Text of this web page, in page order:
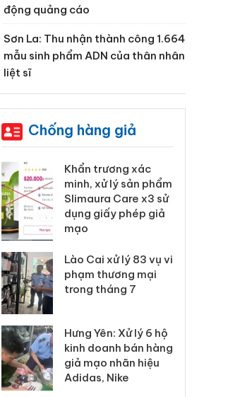
động quảng cáo
Sơn La: Thu nhận thành công 1.664
mẫu sinh phẩm ADN của thân nhân
liệt sĩ
Chống hàng giả
Khẩn trương xác
minh, xử lý sản phẩm
Slimaura Care x3 sử
dụng giấy phép giả
mạo
Lào Cai xử lý 83 vụ vi
phạm thương mại
trong tháng 7
Hưng Yên: Xử lý 6 hộ
kinh doanh bán hàng
giả mạo nhãn hiệu
Adidas, Nike